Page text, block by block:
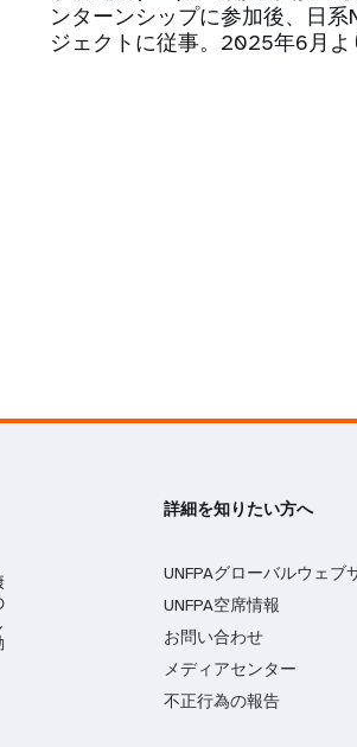
ンターンシップに参加後、日
ジェクトに従事。2025年6月よ
詳細を知りたい方へ
UNFPAグローバルウェブ
UNFPA空席情報
お問い合わせ
メディアセンター
不正行為の報告